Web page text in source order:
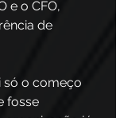
e o CFO,
de
só o começo
fosse